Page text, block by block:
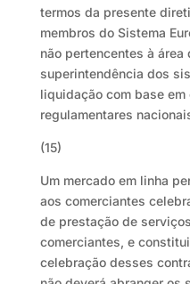
termos da presente
membros do Sistema
não pertencentes à área
superintendência dos
liquidação com base
regulamentares
(15)
Um mercado em linha
aos comerciantes
de prestação de
comerciantes, e
celebração desses